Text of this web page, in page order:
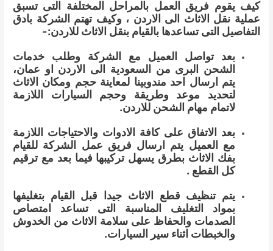
كيف يقوم فريق العمل بالمراحل المختلفة التى تسبق
عملية نقل الاثاث الى الاردن ، وكيف تهتم الشركة بادق
التفاصيل التى تساعدها بالقيام بنقل الاثاث للاردن:-
بعد تواصل العميل مع الشركة وطلب خدمات
الشحن البرى من السعودية الى الاردن او عمان،
يتم ارسال احد مندوبينا لمعاينة حجم ومكان الاثاث
لتحديد موعد وطريقة وحجم السيارات اللازمة
لاتمام مهام الشحن للاردن.
بعد الاتفاق على كافة الادوات والاحتياجات اللازمة
مع العميل يتم ارسال فريق عمل الشركة للقيام
بفك الاثاث بطرق يسهل تركيبها فيما بعد مع ترقيم
كل القطع .
يتم تنظيف قطع الاثاث جيدا قبل القيام بتغليفها
بمواد التغليف المناسبة التى تساعد امتصاص
الصدمات والحفاظ على سلامة الاثاث من الخدوش
والخبطات اثناء سير السيارات.